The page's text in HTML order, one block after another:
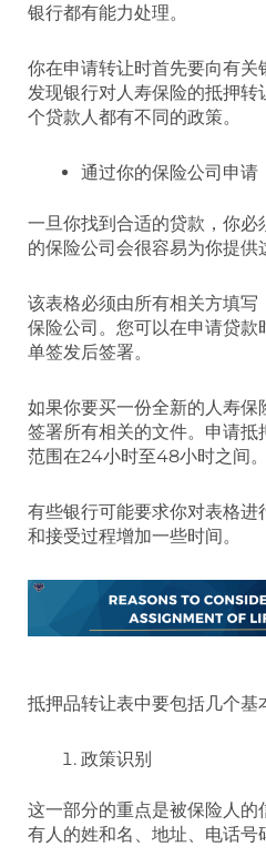
银行都有能力处理。
你在申请转让时首先要向有关
发现银行对人寿保险的抵押
个贷款人都有不同的政策。
通过你的保险公司申请
一旦你找到合适的贷款，你
的保险公司会很容易为你提供
该表格必须由所有相关方填写
保险公司。您可以在申请贷款
单签发后签署。
如果你要买一份全新的人寿
签署所有相关的文件。申请抵
范围在24小时至48小时之间。
有些银行可能要求你对表格
和接受过程增加一些时间。
抵押品转让表中要包括几个基
政策识别
这一部分的重点是被保险人
有人的姓和名、地址、电话号